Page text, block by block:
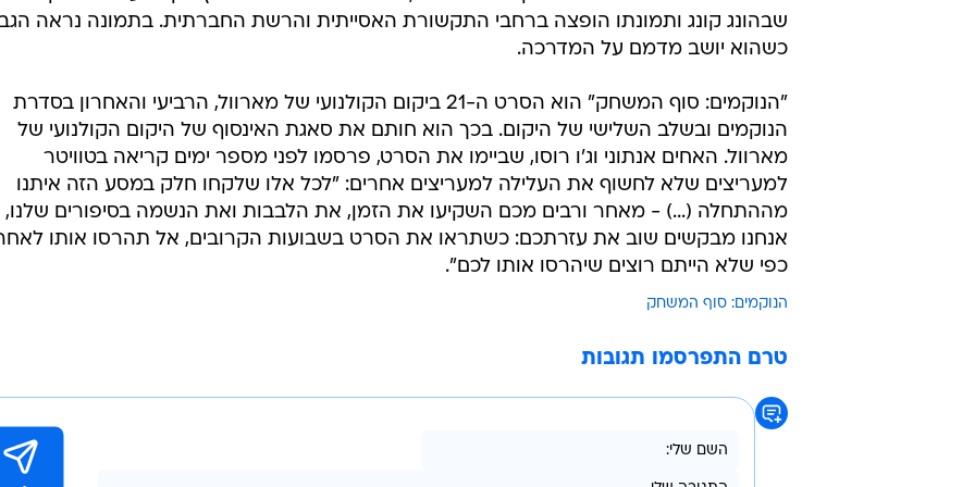
שבהונג קונג ותמונתו הופצה ברחבי התקשורת האסייתית והרשת החברתית. בתמונה נראה
כשהוא יושב מדמם על המדרכה.
"הנוקמים: סוף המשחק" הוא הסרט ה-21 ביקום הקולנועי של מארוול, הרביעי והאחרון בסדרת
הנוקמים ובשלב השלישי של היקום. בכך הוא חותם את סאגת האינסוף של היקום הקולנועי של
מארוול. האחים אנתוני וג'ו רוסו, שביימו את הסרט, פרסמו לפני מספר ימים קריאה בטוויטר
למעריצים שלא לחשוף את העלילה למעריצים אחרים: "לכל אלו שלקחו חלק במסע הזה איתנו
מההתחלה (...) - מאחר ורבים מכם השקיעו את הזמן, את הלבבות ואת הנשמה בסיפורים שלנו,
אנחנו מבקשים שוב את עזרתכם: כשתראו את הסרט בשבועות הקרובים, אל תהרסו אותו
כפי שלא הייתם רוצים שיהרסו אותו לכם".
הנוקמים: סוף המשחק
טרם התפרסמו תגובות